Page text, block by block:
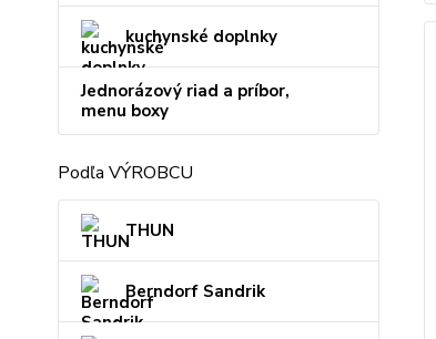
kuchynské doplnky
Jednorázový riad a príbor,
menu boxy
Podľa VÝROBCU
THUN
Berndorf Sandrik